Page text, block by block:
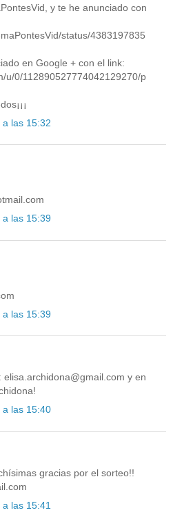
y te he anunciado con
status/4383197835
en Google + con el link:
u/0/112890527774042129270/p
las 15:32
las 15:39
las 15:39
y en
las 15:40
gracias por el sorteo!!
las 15:41